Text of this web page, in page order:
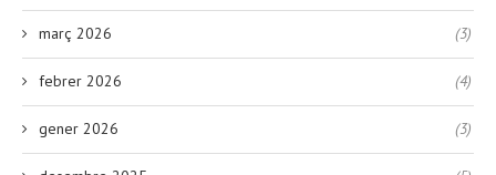
març 2026 (3)
febrer 2026 (4)
gener 2026 (3)